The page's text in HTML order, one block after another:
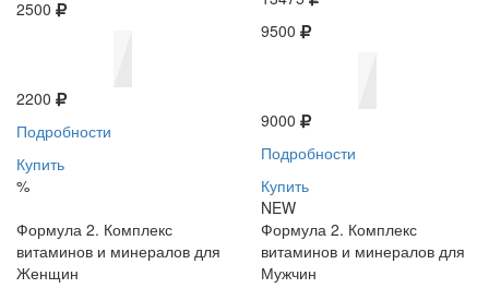
2500
2200
Подробности
Купить
%
9500
9000
Подробности
Купить
NEW
Формула 2. Комплекс
витаминов и минералов для
Женщин
Формула 2. Комплекс
витаминов и минералов для
Мужчин